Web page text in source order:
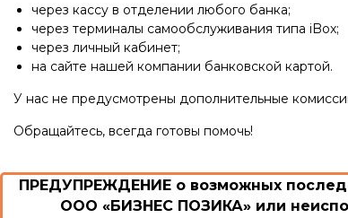
через кассу в отделении любого банка;
через терминалы самообслуживания типа iBox;
через личный кабинет;
на сайте нашей компании банковской картой.
У нас не предусмотрены дополнительные
Обращайтесь, всегда готовы помочь!
ПРЕДУПРЕЖДЕНИЕ о возможных
ООО «БИЗНЕС ПОЗИКА» или